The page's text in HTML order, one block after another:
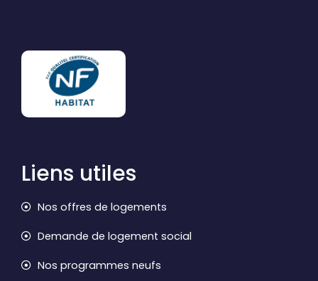
Liens utiles
Nos offres de logements
Demande de logement social
Nos programmes neufs